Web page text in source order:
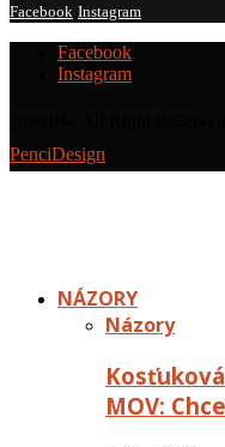
Facebook Instagram
Facebook
Instagram
PenciDesign
NÁZORY
Názory
MOV: